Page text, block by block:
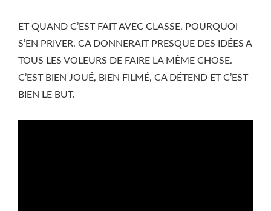
ET QUAND C’EST FAIT AVEC CLASSE, POURQUOI
S’EN PRIVER. CA DONNERAIT PRESQUE DES IDÉES A
TOUS LES VOLEURS DE FAIRE LA MÊME CHOSE.
C’EST BIEN JOUÉ, BIEN FILMÉ, CA DÉTEND ET C’EST
BIEN LE BUT.